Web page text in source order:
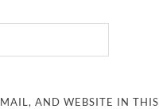
AND WEBSITE IN THIS